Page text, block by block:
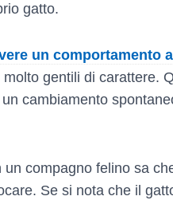
gatto.
un comportamento
gentili di carattere.
cambiamento
compagno felino sa
Se si nota che il